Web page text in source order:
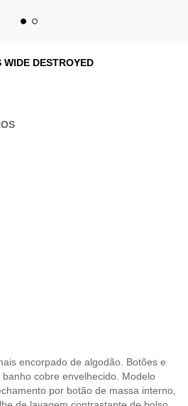
DESTROYED
encorpado de algodão. Botões e
cobre envelhecido. Modelo
por botão de massa interno,